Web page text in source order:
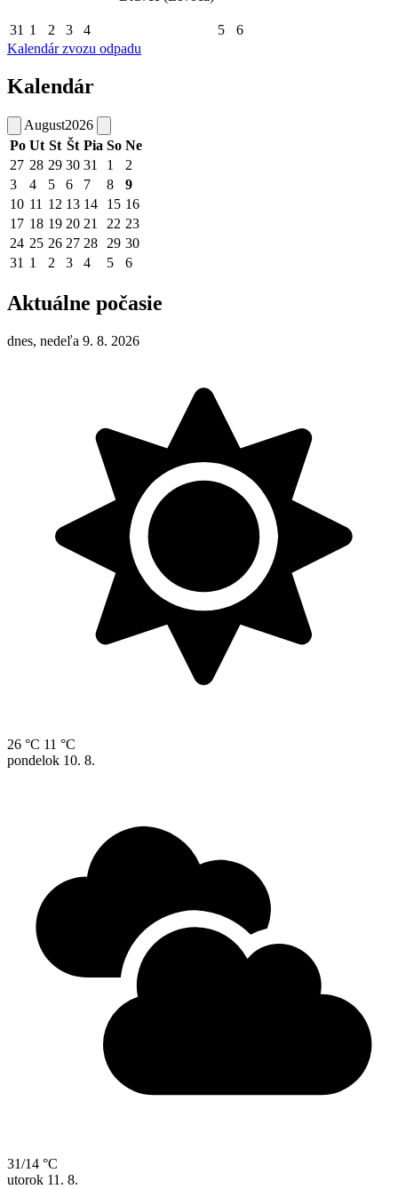
31 1 2 3 4 5
6
Kalendár zvozu odpadu
Kalendár
August2026
Po Ut St Št Pia So Ne
27 28 29 30 31 1
2
3
4 5 6 7 8
9
10 11 12 13 14 15 16
17 18 19 20 21 22 23
24 25 26 27 28 29 30
31 1 2 3 4 5 6
Aktuálne počasie
dnes, nedeľa 9. 8. 2026
26 °C 11 °C
pondelok 10. 8.
31/14 °C
utorok 11. 8.